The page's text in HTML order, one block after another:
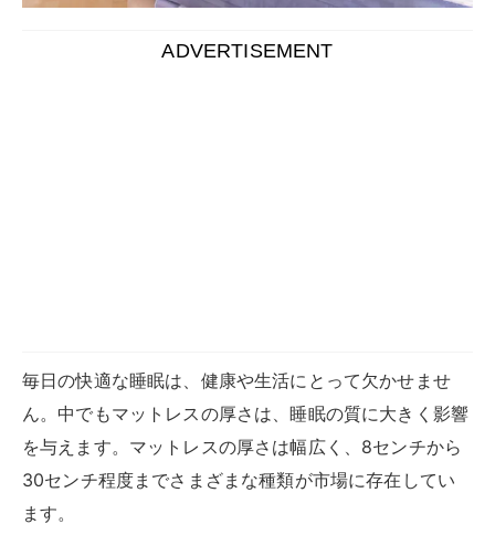
ADVERTISEMENT
毎日の快適な睡眠は、健康や生活にとって欠かせませ
ん。中でもマットレスの厚さは、睡眠の質に大きく影響
を与えます。マットレスの厚さは幅広く、8センチから
30センチ程度までさまざまな種類が市場に存在してい
ます。